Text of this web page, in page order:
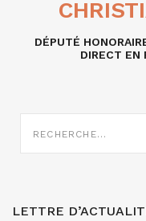
DÉPUTÉ
DIRECT EN
SUR
LETTRE